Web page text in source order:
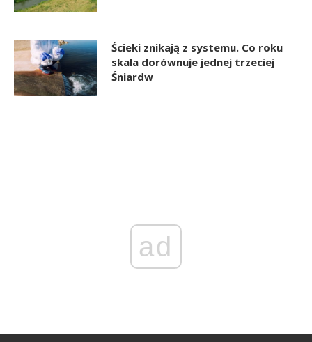
Ścieki znikają z systemu. Co roku
skala dorównuje jednej trzeciej
Śniardw
ad